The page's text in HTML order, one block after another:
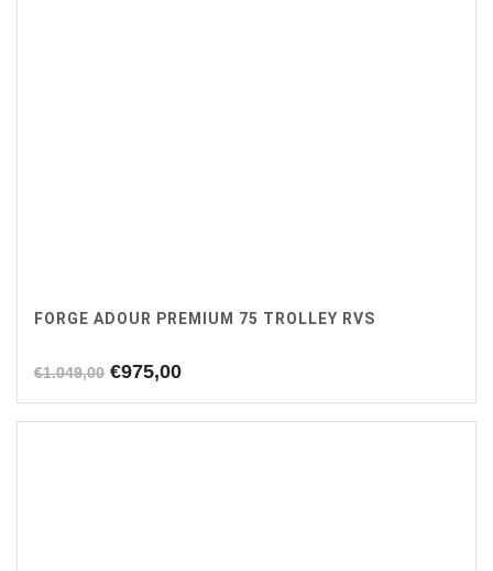
FORGE ADOUR PREMIUM 75 TROLLEY RVS
€1.049,00 Oorspronkelijke
was:
€975,00Huidige
is: